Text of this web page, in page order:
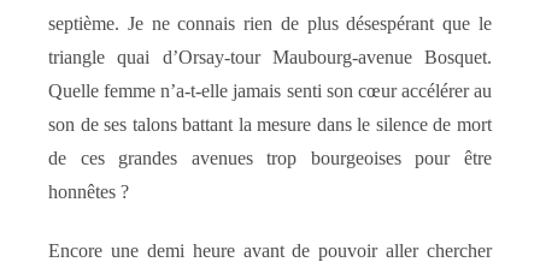
septième. Je ne connais rien de plus désespérant que le
triangle quai d’Orsay-tour Maubourg-avenue Bosquet.
Quelle femme n’a-t-elle jamais senti son cœur accélérer au
son de ses talons battant la mesure dans le silence de mort
de ces grandes avenues trop bourgeoises pour être
honnêtes ?
Encore une demi heure avant de pouvoir aller chercher